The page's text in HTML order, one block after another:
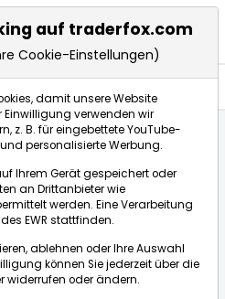
auf traderfox.com
Cookie-Einstellungen)
damit unsere Website
Einwilligung verwenden wir
z. B. für eingebettete YouTube-
personalisierte Werbung.
Ihrem Gerät gespeichert oder
an Drittanbieter wie
werden. Eine Verarbeitung
EWR stattfinden.
ablehnen oder Ihre Auswahl
können Sie jederzeit über die
widerrufen oder ändern.